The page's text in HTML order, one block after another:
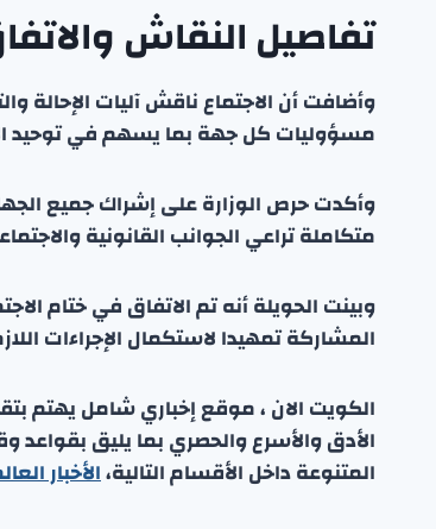
تفاصيل النقاش
وأضافت أن الاجتماع ناقش آليات الإحالة
مسؤوليات كل جهة بما يسهم في توحيد
وأكدت حرص الوزارة على إشراك جميع
متكاملة تراعي الجوانب القانونية
وبينت الحويلة أنه تم الاتفاق في ختام
المشاركة تمهيدا لاستكمال الإجراءات
الكويت الان ، موقع إخباري شامل يهتم
الأدق والأسرع والحصري بما يليق
المتنوعة داخل الأقسام التالية،الأخبار